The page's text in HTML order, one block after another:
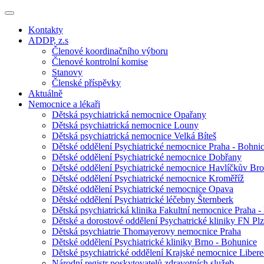
Kontakty
ADDP, z.s
Členové koordinačního výboru
Členové kontrolní komise
Stanovy
Členské příspěvky
Aktuálně
Nemocnice a lékaři
Dětská psychiatrická nemocnice Opařany
Dětská psychiatrická nemocnice Louny
Dětská psychiatrická nemocnice Velká Bíteš
Dětské oddělení Psychiatrické nemocnice Praha -
Dětské oddělení Psychiatrické nemocnice Dobřany
Dětské oddělení Psychiatrické nemocnice Havlíčkův
Dětské oddělení Psychiatrické nemocnice Kroměříž
Dětské oddělení Psychiatrické nemocnice Opava
Dětské oddělení Psychiatrické léčebny Šternberk
Dětská psychiatrická klinika Fakultní nemocnice Praha
Dětské a dorostové oddělení Psychatrické kliniky FN
Dětská psychiatrie Thomayerovy nemocnice Praha
Dětské oddělení Psychiatrické kliniky Brno - Bohunice
Dětské psychiatrické oddělení Krajské nemocnice